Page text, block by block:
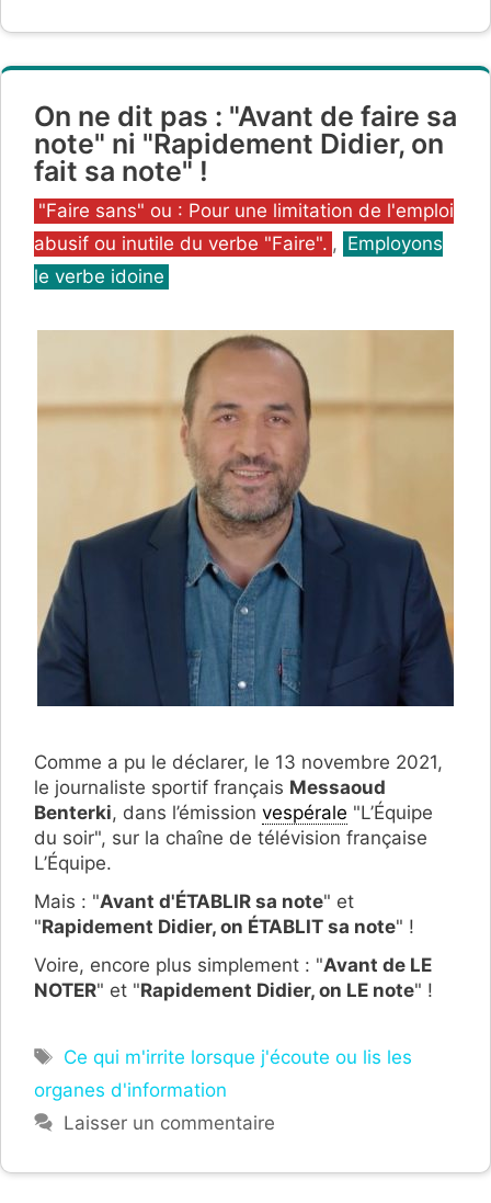
On ne dit pas : "Avant de faire sa
note" ni "Rapidement Didier, on
fait sa note" !
Catégories
"Faire sans" ou : Pour une limitation de l'emploi
abusif ou inutile du verbe "Faire". , Employons
le verbe idoine
Comme a pu le déclarer, le 13 novembre 2021,
le journaliste sportif français Messaoud
Benterki, dans l’émission vespérale "L’Équipe
du soir", sur la chaîne de télévision française
L’Équipe.
Mais : "Avant d'ÉTABLIR sa note" et
"Rapidement Didier, on ÉTABLIT sa note" !
Voire, encore plus simplement : "Avant de LE
NOTER" et "Rapidement Didier, on LE note" !
Étiquettes
Ce qui m'irrite lorsque j'écoute ou lis les
organes d'information
Laisser un commentaire